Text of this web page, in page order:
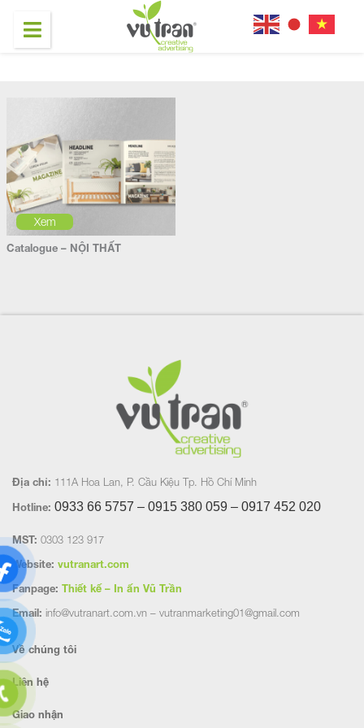
Xem
Catalogue – NỘI THẤT
Địa chỉ: 111A Hoa Lan, P. Cầu Kiệu Tp. Hồ Chí Minh
Hotline: 0933 66 5757 – 0915 380 059 – 0917 452 020
MST: 0303 123 917
Website: vutranart.com
Fanpage: Thiết kế – In ấn Vũ Trần
Email: info@vutranart.com.vn – vutranmarketing01@gmail.com
Về chúng tôi
Liên hệ
Giao nhận